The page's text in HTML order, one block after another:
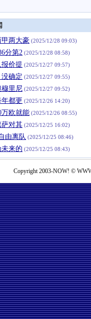
甲两大豪 (2025/12/28 09:03)
分第2 (2025/12/28 08:58)
价提 (2025/12/27 09:57)
确定 (2025/12/27 09:55)
里尼 (2025/12/27 09:52)
都更 (2025/12/26 14:20)
万欧就能 (2025/12/26 08:55)
萨对其 (2025/12/25 16:02)
由离队 (2025/12/25 08:46)
来的 (2025/12/25 08:43)
Copyright 2003-NOW! ©